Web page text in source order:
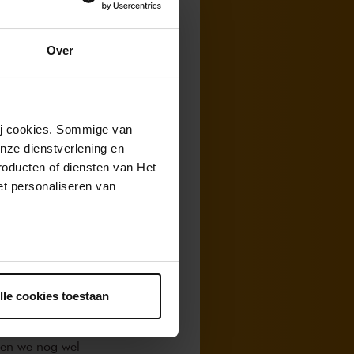
Over
cookies. Sommige van
dienstverlening en
of diensten van Het
personaliseren van
cookies toestaan
een
eerder hebt
beleeft.
Zo’n werk
we nog wel